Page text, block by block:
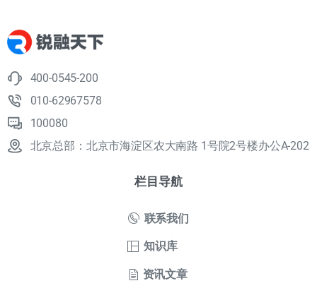
400-0545-200
010-62967578
100080
北京总部：北京市海淀区农大南路 1号院2号楼办公A-202
栏目导航
联系我们
知识库
资讯文章